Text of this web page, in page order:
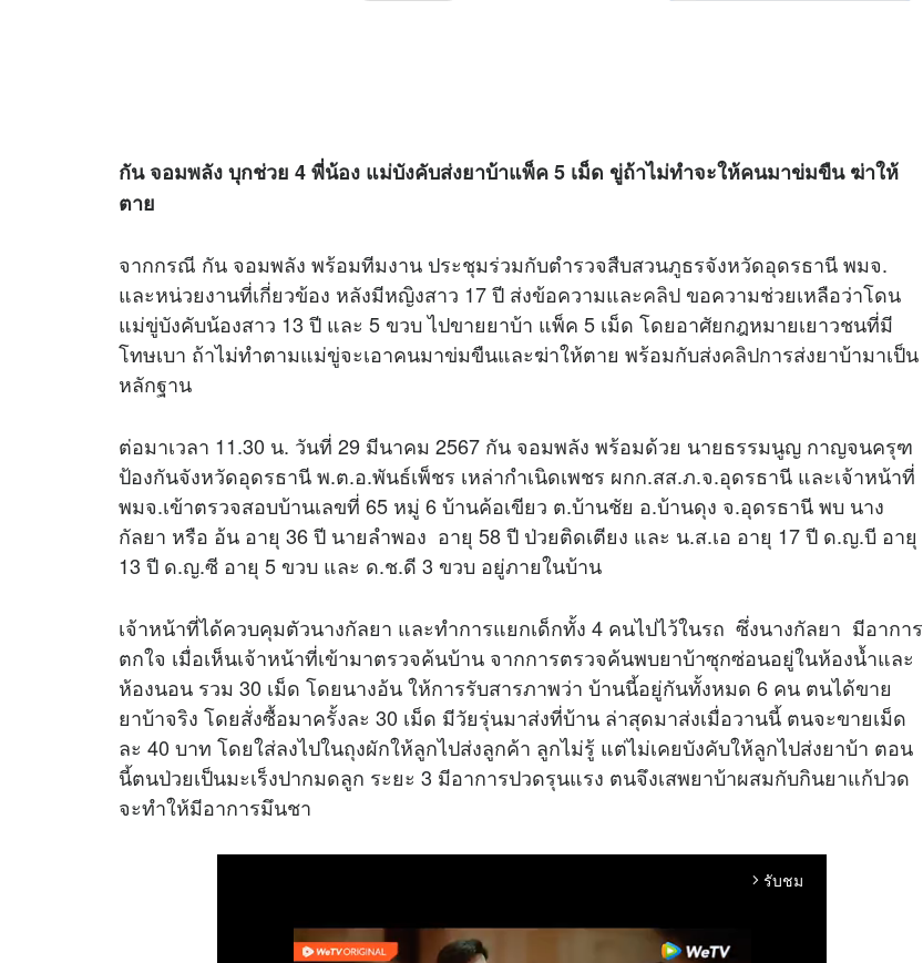
กัน จอมพลัง บุกช่วย 4 พี่น้อง แม่บังคับส่งยาบ้าแพ็ค 5 เม็ด ขู่ถ้าไม่ทำจะให้คนมาข่มขืน ฆ่าให้
ตาย
จากกรณี กัน จอมพลัง พร้อมทีมงาน ประชุมร่วมกับตำรวจสืบสวนภูธรจังหวัดอุดรธานี พมจ.
และหน่วยงานที่เกี่ยวข้อง หลังมีหญิงสาว 17 ปี ส่งข้อความและคลิป ขอความช่วยเหลือว่าโดน
แม่ขู่บังคับน้องสาว 13 ปี และ 5 ขวบ ไปขายยาบ้า แพ็ค 5 เม็ด โดยอาศัยกฎหมายเยาวชนที่มี
โทษเบา ถ้าไม่ทำตามแม่ขู่จะเอาคนมาข่มขืนและฆ่าให้ตาย พร้อมกับส่งคลิปการส่งยาบ้ามาเป็น
หลักฐาน
ต่อมาเวลา 11.30 น. วันที่ 29 มีนาคม 2567 กัน จอมพลัง พร้อมด้วย นายธรรมนูญ กาญจนครุฑ
ป้องกันจังหวัดอุดรธานี พ.ต.อ.พันธ์เพ็ชร เหล่ากำเนิดเพชร ผกก.สส.ภ.จ.อุดรธานี และเจ้าหน้าที่
พมจ.เข้าตรวจสอบบ้านเลขที่ 65 หมู่ 6 บ้านค้อเขียว ต.บ้านชัย อ.บ้านดุง จ.อุดรธานี พบ นาง
กัลยา หรือ อ้น อายุ 36 ปี นายลำพอง อายุ 58 ปี ป่วยติดเตียง และ น.ส.เอ อายุ 17 ปี ด.ญ.บี อายุ
13 ปี ด.ญ.ซี อายุ 5 ขวบ และ ด.ช.ดี 3 ขวบ อยู่ภายในบ้าน
เจ้าหน้าที่ได้ควบคุมตัวนางกัลยา และทำการแยกเด็กทั้ง 4 คนไปไว้ในรถ ซึ่งนางกัลยา มีอาการ
ตกใจ เมื่อเห็นเจ้าหน้าที่เข้ามาตรวจค้นบ้าน จากการตรวจค้นพบยาบ้าซุกซ่อนอยู่ในห้องน้ำและ
ห้องนอน รวม 30 เม็ด โดยนางอ้น ให้การรับสารภาพว่า บ้านนี้อยู่กันทั้งหมด 6 คน ตนได้ขาย
ยาบ้าจริง โดยสั่งซื้อมาครั้งละ 30 เม็ด มีวัยรุ่นมาส่งที่บ้าน ล่าสุดมาส่งเมื่อวานนี้ ตนจะขายเม็ด
ละ 40 บาท โดยใส่ลงไปในถุงผักให้ลูกไปส่งลูกค้า ลูกไม่รู้ แต่ไม่เคยบังคับให้ลูกไปส่งยาบ้า ตอน
นี้ตนป่วยเป็นมะเร็งปากมดลูก ระยะ 3 มีอาการปวดรุนแรง ตนจึงเสพยาบ้าผสมกับกินยาแก้ปวด
จะทำให้มีอาการมึนชา
arrow_forward_ios รับชม